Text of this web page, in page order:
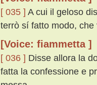
[ 035 ] A cui il geloso
terrò sí fatto modo, che
[Voice: fiammetta ]
[ 036 ] Disse allora la
fatta la confessione e